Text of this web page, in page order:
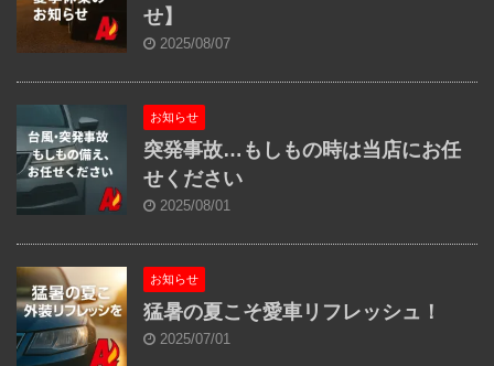
せ】
2025/08/07
お知らせ
突発事故…もしもの時は当店にお任
せください
2025/08/01
お知らせ
猛暑の夏こそ愛車リフレッシュ！
2025/07/01